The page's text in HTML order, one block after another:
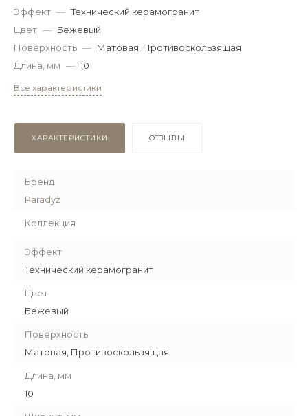
Эффект — Технический керамогранит
Цвет — Бежевый
Поверхность — Матовая, Противоскользящая
Длина, мм — 10
Все характеристики
ХАРАКТЕРИСТИКИ ОТЗЫВЫ
Бренд
Paradyż
Коллекция
Эффект
Технический керамогранит
Цвет
Бежевый
Поверхность
Матовая, Противоскользящая
Длина, мм
10